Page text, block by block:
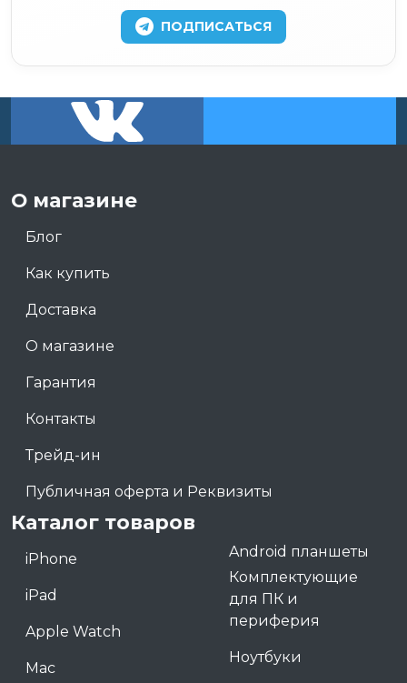
ПОДПИСАТЬСЯ
О магазине
Блог
Как купить
Доставка
О магазине
Гарантия
Контакты
Трейд-ин
Публичная оферта и Реквизиты
Каталог товаров
iPhone
iPad
Apple Watch
Mac
Android планшеты
Комплектующие
для ПК и
периферия
Ноутбуки